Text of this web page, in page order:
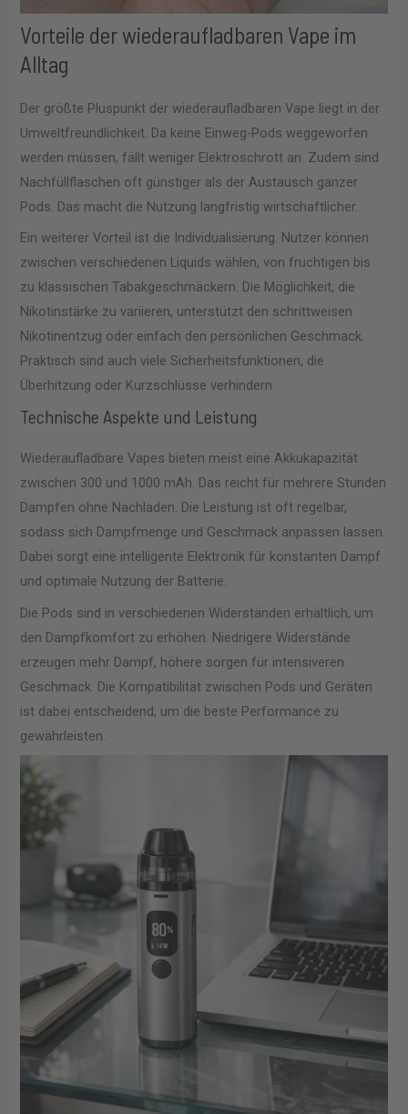
Vorteile der wiederaufladbaren Vape im
Alltag
Der größte Pluspunkt der wiederaufladbaren Vape liegt in der
Umweltfreundlichkeit. Da keine Einweg-Pods weggeworfen
werden müssen, fällt weniger Elektroschrott an. Zudem sind
Nachfüllflaschen oft günstiger als der Austausch ganzer
Pods. Das macht die Nutzung langfristig wirtschaftlicher.
Ein weiterer Vorteil ist die Individualisierung. Nutzer können
zwischen verschiedenen Liquids wählen, von fruchtigen bis
zu klassischen Tabakgeschmäckern. Die Möglichkeit, die
Nikotinstärke zu variieren, unterstützt den schrittweisen
Nikotinentzug oder einfach den persönlichen Geschmack.
Praktisch sind auch viele Sicherheitsfunktionen, die
Überhitzung oder Kurzschlüsse verhindern.
Technische Aspekte und Leistung
Wiederaufladbare Vapes bieten meist eine Akkukapazität
zwischen 300 und 1000 mAh. Das reicht für mehrere Stunden
Dampfen ohne Nachladen. Die Leistung ist oft regelbar,
sodass sich Dampfmenge und Geschmack anpassen lassen.
Dabei sorgt eine intelligente Elektronik für konstanten Dampf
und optimale Nutzung der Batterie.
Die Pods sind in verschiedenen Widerständen erhältlich, um
den Dampfkomfort zu erhöhen. Niedrigere Widerstände
erzeugen mehr Dampf, höhere sorgen für intensiveren
Geschmack. Die Kompatibilität zwischen Pods und Geräten
ist dabei entscheidend, um die beste Performance zu
gewährleisten.